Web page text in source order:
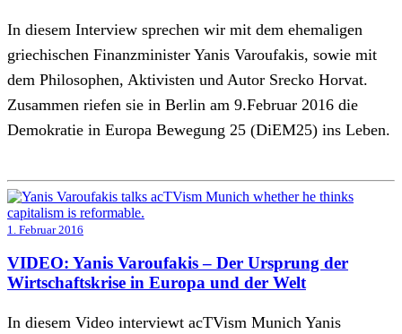
In diesem Interview sprechen wir mit dem ehemaligen
griechischen Finanzminister Yanis Varoufakis, sowie mit
dem Philosophen, Aktivisten und Autor Srecko Horvat.
Zusammen riefen sie in Berlin am 9.Februar 2016 die
Demokratie in Europa Bewegung 25 (DiEM25) ins Leben.
1. Februar 2016
VIDEO: Yanis Varoufakis – Der Ursprung der
Wirtschaftskrise in Europa und der Welt
In diesem Video interviewt acTVism Munich Yanis